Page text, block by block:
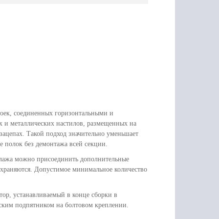
соединенных горизонтальными и
металлических настилов, размещенных на
Такой подход значительно уменьшает
полок без демонтажа всей секции.
можно присоединить дополнительные
Допустимое минимальное количество
устанавливаемый в конце сборки в
подпятником на болтовом креплении.